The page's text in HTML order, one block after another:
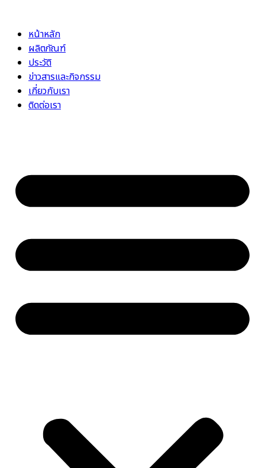
contentหน้าหลัก
ผลิตภัณฑ์
ประวัติ
ข่าวสารและกิจกรรม
เกี่ยวกับเรา
ติดต่อเรา